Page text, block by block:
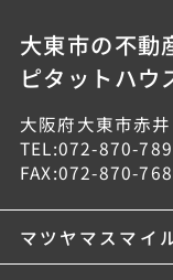
大東市の不動
ピタットハウ
大阪府大東市赤
TEL:072-870-
FAX:072-870-
マツヤマスマイ